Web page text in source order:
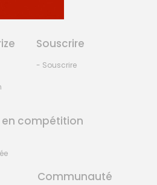
Souscrire
- Souscrire
en compétition
Communauté